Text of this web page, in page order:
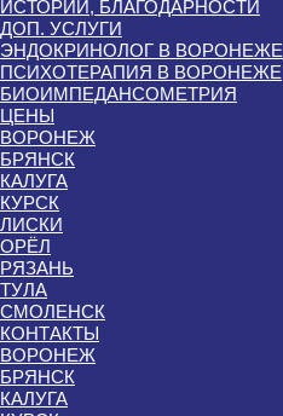
ИСТОРИИ, БЛАГОДАРНОСТИ
ДОП. УСЛУГИ
ЭНДОКРИНОЛОГ В ВОРОНЕЖЕ
ПСИХОТЕРАПИЯ В ВОРОНЕЖЕ
БИОИМПЕДАНСОМЕТРИЯ
ЦЕНЫ
ВОРОНЕЖ
БРЯНСК
КАЛУГА
КУРСК
ЛИСКИ
ОРЁЛ
РЯЗАНЬ
ТУЛА
СМОЛЕНСК
КОНТАКТЫ
ВОРОНЕЖ
БРЯНСК
КАЛУГА